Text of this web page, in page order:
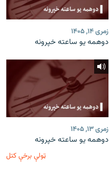
زمری ۱۴, ۱۴۰۵
دوهمه یو ساعته خپرونه
زمری ۱۳, ۱۴۰۵
دوهمه یو ساعته خپرونه
ټولې برخې کتل